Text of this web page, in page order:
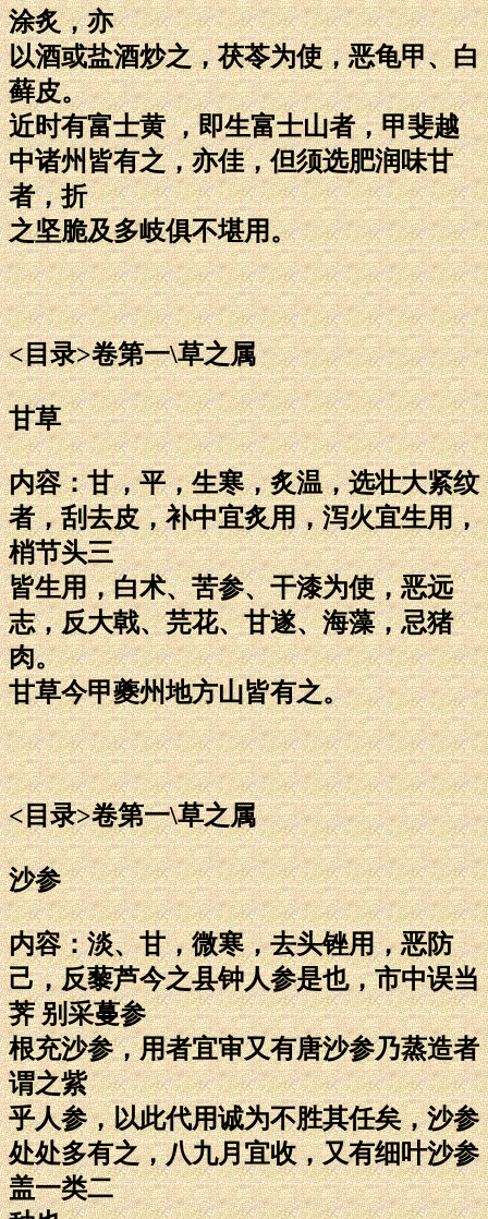
涂炙，亦
以酒或盐酒炒之，茯苓为使，恶龟甲、白
藓皮。
近时有富士黄 ，即生富士山者，甲斐越
中诸州皆有之，亦佳，但须选肥润味甘
者，折
之坚脆及多岐俱不堪用。
<目录>卷第一\草之属
甘草
内容：甘，平，生寒，炙温，选壮大紧纹
者，刮去皮，补中宜炙用，泻火宜生用，
梢节头三
皆生用，白术、苦参、干漆为使，恶远
志，反大戟、芫花、甘遂、海藻，忌猪
肉。
甘草今甲夔州地方山皆有之。
<目录>卷第一\草之属
沙参
内容：淡、甘，微寒，去头锉用，恶防
己，反藜芦今之县钟人参是也，市中误当
荠 别采蔓参
根充沙参，用者宜审又有唐沙参乃蒸造者
谓之紫
乎人参，以此代用诚为不胜其任矣，沙参
处处多有之，八九月宜收，又有细叶沙参
盖一类二